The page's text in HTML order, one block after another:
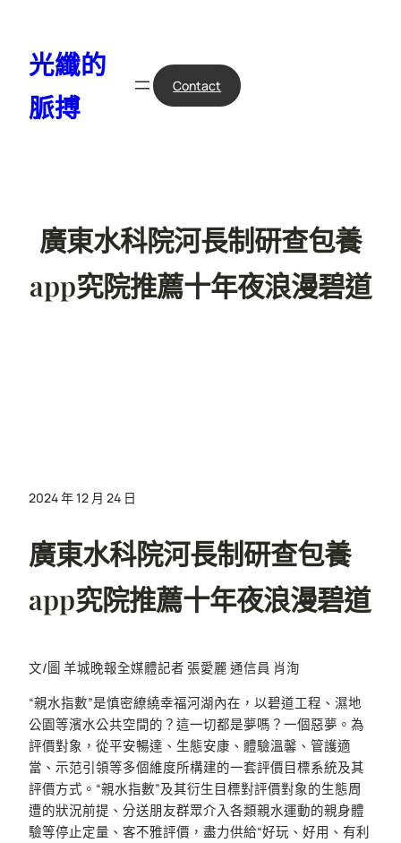
光纖的
脈搏
Contact
廣東水科院河長制研查包養
app究院推薦十年夜浪漫碧道
2024 年 12 月 24 日
廣東水科院河長制研查包養
app究院推薦十年夜浪漫碧道
文/圖 羊城晚報全媒體記者 張愛麗 通信員 肖洵
“親水指數”是慎密繚繞幸福河湖內在，以碧道工程、濕地
公園等濱水公共空間的？這一切都是夢嗎？一個惡夢。為
評價對象，從平安暢達、生態安康、體驗溫馨、管護適
當、示范引領等多個維度所構建的一套評價目標系統及其
評價方式。“親水指數”及其衍生目標對評價對象的生態周
遭的狀況前提、分送朋友群眾介入各類親水運動的親身體
驗等停止定量、客不雅評價，盡力供給“好玩、好用、有利